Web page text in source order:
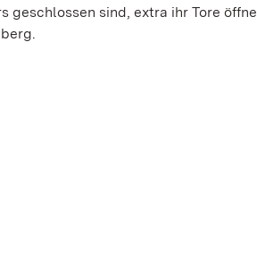
geschlossen sind, extra ihr Tore